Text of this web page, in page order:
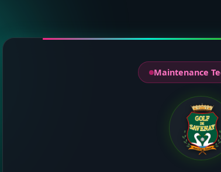
Maintenance